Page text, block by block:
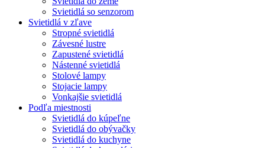
Svietidlá so senzorom
Svietidlá v zľave
Stropné svietidlá
Závesné lustre
Zapustené svietidlá
Nástenné svietidlá
Stolové lampy
Stojacie lampy
Vonkajšie svietidlá
Podľa miestnosti
Svietidlá do kúpeľne
Svietidlá do obývačky
Svietidlá do kuchyne